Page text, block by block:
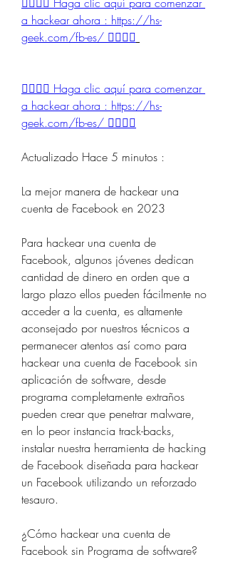
a hackear ahora : https://hs-
geek.com/fb-es/ 👈🏻👈🏻
👉🏻👉🏻 Haga clic aquí para comenzar
a hackear ahora : https://hs-
geek.com/fb-es/ 👈🏻👈🏻
Actualizado Hace 5 minutos :
La mejor manera de hackear una
cuenta de Facebook en 2023
Para hackear una cuenta de
Facebook, algunos jóvenes dedican
cantidad de dinero en orden que a
largo plazo ellos pueden fácilmente no
acceder a la cuenta, es altamente
aconsejado por nuestros técnicos a
permanecer atentos así como para
hackear una cuenta de Facebook sin
aplicación de software, desde
programa completamente extraños
pueden crear que penetrar malware,
en lo peor instancia track-backs,
instalar nuestra herramienta de hacking
de Facebook diseñada para hackear
un Facebook utilizando un reforzado
tesauro.
¿Cómo hackear una cuenta de
Facebook sin Programa de software?